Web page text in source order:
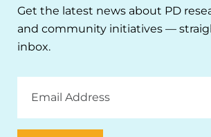
Get the latest news about PD
and community initiatives —
inbox.
Address